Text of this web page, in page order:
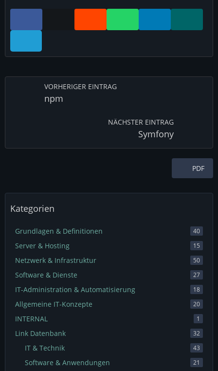
VORHERIGER EINTRAG
npm
NÄCHSTER EINTRAG
Symfony
PDF
Kategorien
Grundlagen & Definitionen 40
Server & Hosting 15
Netzwerk & Infrastruktur 50
Software & Dienste 27
IT-Administration & Automatisierung 18
Allgemeine IT-Konzepte 20
INTERNAL 1
Link Datenbank 32
IT & Technik 43
Software & Anwendungen 21